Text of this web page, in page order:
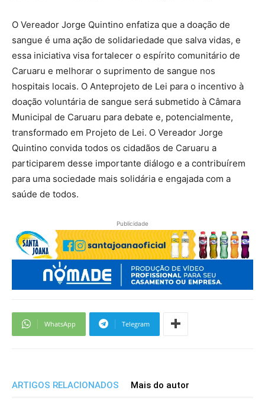
O Vereador Jorge Quintino enfatiza que a doação de
sangue é uma ação de solidariedade que salva vidas, e
essa iniciativa visa fortalecer o espírito comunitário de
Caruaru e melhorar o suprimento de sangue nos
hospitais locais. O Anteprojeto de Lei para o incentivo à
doação voluntária de sangue será submetido à Câmara
Municipal de Caruaru para debate e, potencialmente,
transformado em Projeto de Lei. O Vereador Jorge
Quintino convida todos os cidadãos de Caruaru a
participarem desse importante diálogo e a contribuírem
para uma sociedade mais solidária e engajada com a
saúde de todos.
Publicidade
WhatsApp Telegram
ARTIGOS RELACIONADOS Mais do autor